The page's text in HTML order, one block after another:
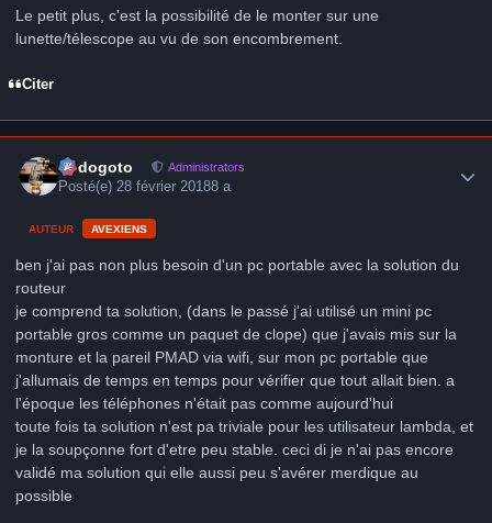
Le petit plus, c'est la possibilité de le monter sur une
lunette/télescope au vu de son encombrement.
Citer
frédogoto Administrators
Posté(e)28 février 20188 a
AUTEUR AVEXIENS
ben j'ai pas non plus besoin d'un pc portable avec la solution du
routeur
je comprend ta solution, (dans le passé j'ai utilisé un mini pc
portable gros comme un paquet de clope) que j'avais mis sur la
monture et la pareil PMAD via wifi, sur mon pc portable que
j'allumais de temps en temps pour vérifier que tout allait bien. a
l'époque les téléphones n'était pas comme aujourd'hui
toute fois ta solution n'est pa triviale pour les utilisateur lambda, et
je la soupçonne fort d'etre peu stable. ceci di je n'ai pas encore
validé ma solution qui elle aussi peu s'avérer merdique au
possible